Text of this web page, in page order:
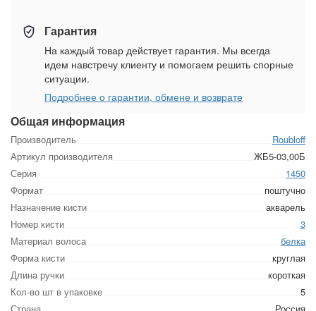
Общая информация
Производитель
Roubloff
Артикул производителя
ЖБ5-03,00Б
Серия
1450
Формат
поштучно
Назначение кисти
акварель
Номер кисти
3
Материал волоса
белка
Форма кисти
круглая
Длина ручки
короткая
Кол-во шт в упаковке
5
Гарантия
На каждый товар действует гарантия. Мы всегда
идем навстречу клиенту и помогаем решить спорные
ситуации.
Подробнее о гарантии, обмене и возврате